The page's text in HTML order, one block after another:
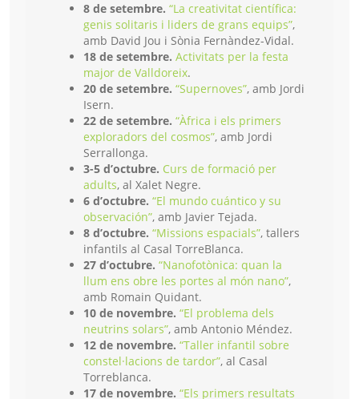
8 de setembre. “La creativitat científica:
genis solitaris i liders de grans equips”,
amb David Jou i Sònia Fernàndez-Vidal.
18 de setembre. Activitats per la festa
major de Valldoreix.
20 de setembre. “Supernoves”, amb Jordi
Isern.
22 de setembre. “Àfrica i els primers
exploradors del cosmos”, amb Jordi
Serrallonga.
3-5 d’octubre. Curs de formació per
adults, al Xalet Negre.
6 d’octubre. “El mundo cuántico y su
observación”, amb Javier Tejada.
8 d’octubre. “Missions espacials”, tallers
infantils al Casal TorreBlanca.
27 d’octubre. “Nanofotònica: quan la
llum ens obre les portes al món nano”,
amb Romain Quidant.
10 de novembre. “El problema dels
neutrins solars”, amb Antonio Méndez.
12 de novembre. “Taller infantil sobre
constel·lacions de tardor”, al Casal
Torreblanca.
17 de novembre. “Els primers resultats